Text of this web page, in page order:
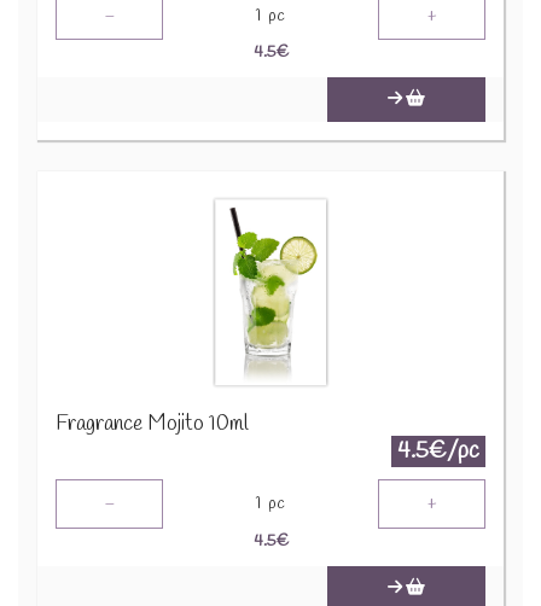
- 1 pc +
4.5€
Fragrance Mojito 10ml
4.5€/pc
- 1 pc +
4.5€